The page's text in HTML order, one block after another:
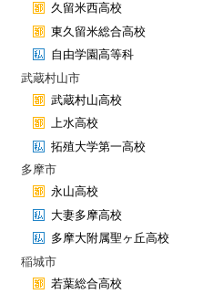
久留米西高校
東久留米総合高校
自由学園高等科
武蔵村山市
武蔵村山高校
上水高校
拓殖大学第一高校
多摩市
永山高校
大妻多摩高校
多摩大附属聖ヶ丘高校
稲城市
若葉総合高校